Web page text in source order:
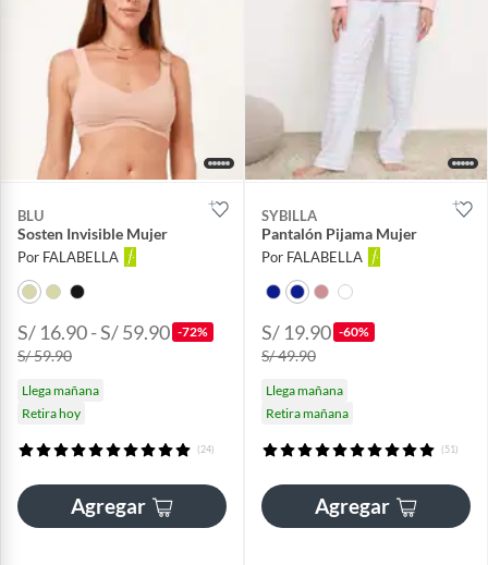
BLU
Sosten Invisible Mujer
Por FALABELLA
S/ 16.90 - S/ 59.90 -72%
S/ 59.90
Llega mañana
Retira hoy
(24)
Agregar
SYBILLA
Pantalón Pijama Mujer
Por FALABELLA
S/ 19.90 -60%
S/ 49.90
Llega mañana
Retira mañana
(51)
Agregar